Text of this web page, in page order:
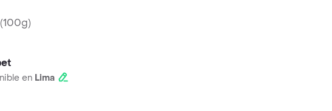
(100g)
en Lima